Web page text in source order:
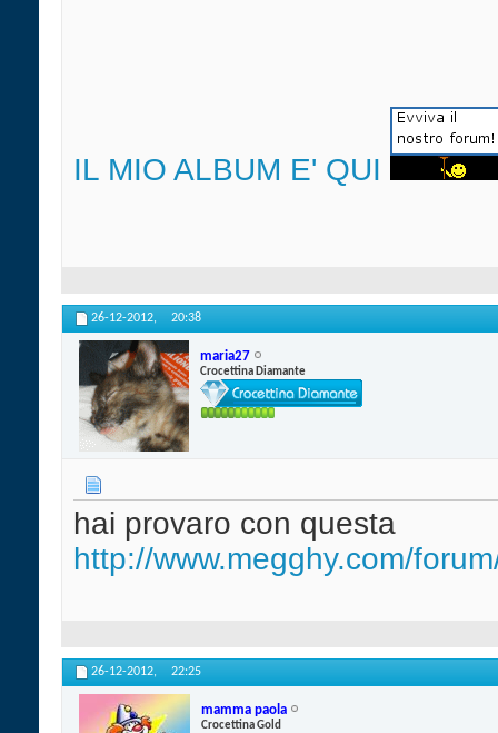
IL MIO ALBUM E' QUI
26-12-2012, 20:38
maria27
Crocettina Diamante
hai provaro con questa
http://www.megghy.com/
26-12-2012, 22:25
mamma paola
Crocettina Gold